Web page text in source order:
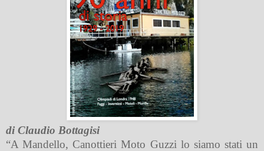
di Claudio Bottagisi
“A Mandello, Canottieri Moto Guzzi lo siamo stati un